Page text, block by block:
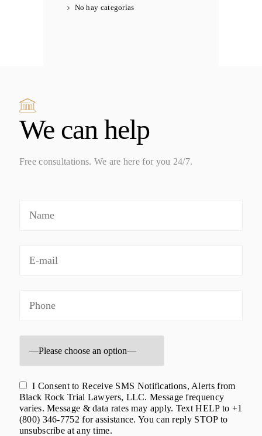
No hay categorías
We can help
Free consultations. We are here for you 24/7.
I Consent to Receive SMS Notifications, Alerts from
Black Rock Trial Lawyers, LLC. Message frequency
varies. Message & data rates may apply. Text HELP to +1
(800) 346-7752 for assistance. You can reply STOP to
unsubscribe at any time.